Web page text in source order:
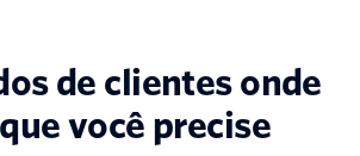
de clientes onde
você precise